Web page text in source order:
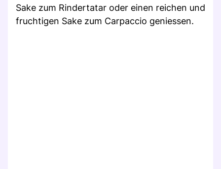
Sake zum Rindertatar oder einen reichen und
fruchtigen Sake zum Carpaccio geniessen.